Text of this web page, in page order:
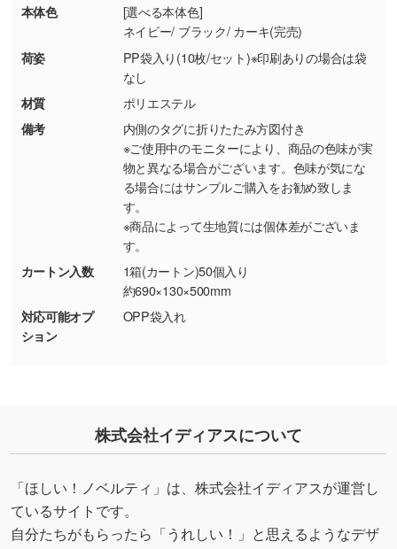
・背景がある画像からキャラクター部分だけを
使いたいです
シンプルな背景のデータや、使いたいキャラク
ター部分の輪郭がはっきりしているデータは切
り抜き処理が可能です。→
・持っているデータの背景が足りない／塗り足
しの作り方が分からない
印刷したいデータが印刷範囲よりも小さい場
合、シンプルな色・柄の背景であれば拡張が可
詳しく見る
・デザインにQRコードを入れたい／QRコード
を生成してほしい
URLをご指定いただければ、QRコードを生成
いたします。配置のご相談にも応じています。
品・色・数量などの注文間違い等)
本体色
[選べる本体色]
ネイビー/ ブラック/ カーキ(完売)
荷姿
PP袋入り(10枚/セット)※印刷ありの場合は袋
なし
材質
ポリエステル
備考
内側のタグに折りたたみ方図付き
※ご使用中のモニターにより、商品の色味が実
物と異なる場合がございます。色味が気にな
る場合にはサンプルご購入をお勧め致しま
す。
※商品によって生地質には個体差がございま
す。
カートン入数
1箱(カートン)50個入り
約690×130×500mm
対応可能オプ
ション
OPP袋入れ
株式会社イディアスについて
「ほしい！ノベルティ」は、株式会社イディアスが運営し
ているサイトです。
自分たちがもらったら「うれしい！」と思えるようなデザ